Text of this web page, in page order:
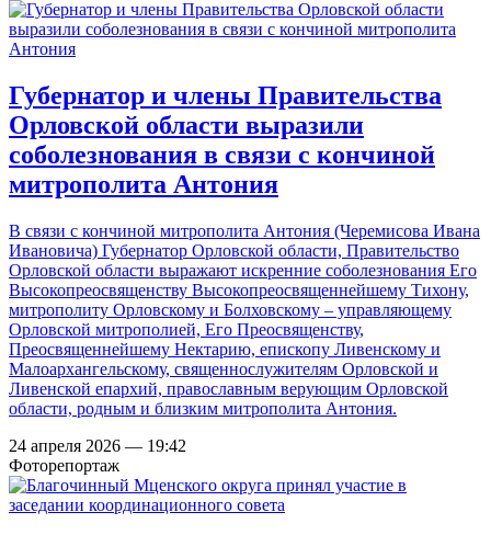
Губернатор и члены Правительства
Орловской области выразили
соболезнования в связи с кончиной
митрополита Антония
В связи с кончиной митрополита Антония (Черемисова Ивана
Ивановича) Губернатор Орловской области, Правительство
Орловской области выражают искренние соболезнования Его
Высокопреосвященству Высокопреосвященнейшему Тихону,
митрополиту Орловскому и Болховскому – управляющему
Орловской митрополией, Его Преосвященству,
Преосвященнейшему Нектарию, епископу Ливенскому и
Малоархангельскому, священнослужителям Орловской и
Ливенской епархий, православным верующим Орловской
области, родным и близким митрополита Антония.
24 апреля 2026 — 19:42
Фоторепортаж